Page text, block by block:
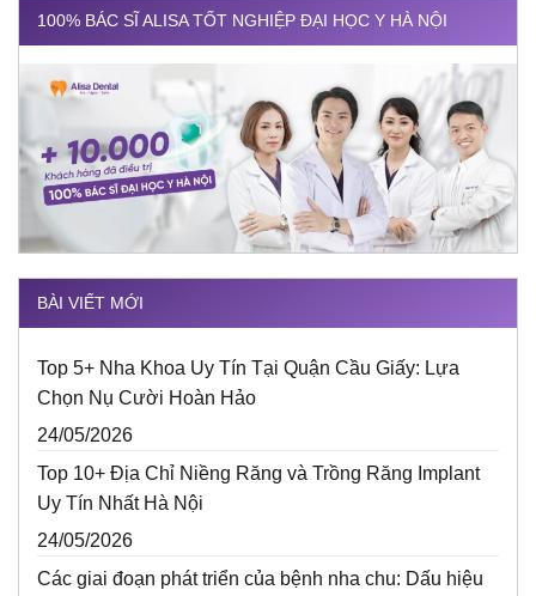
100% BÁC SĨ ALISA TỐT NGHIỆP ĐẠI HỌC Y HÀ NỘI
BÀI VIẾT MỚI
Top 5+ Nha Khoa Uy Tín Tại Quận Cầu Giấy: Lựa
Chọn Nụ Cười Hoàn Hảo
24/05/2026
Top 10+ Địa Chỉ Niềng Răng và Trồng Răng Implant
Uy Tín Nhất Hà Nội
24/05/2026
Các giai đoạn phát triển của bệnh nha chu: Dấu hiệu